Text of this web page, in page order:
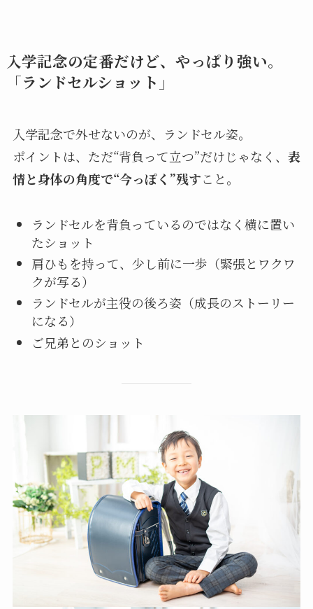
入学記念の定番だけど、やっぱり強い。
「ランドセルショット」
入学記念で外せないのが、ランドセル姿。
ポイントは、ただ“背負って立つ”だけじゃなく、 表
情と身体の角度で“今っぽく”残すこと。
ランドセルを背負っているのではなく横に置い
たショット
肩ひもを持って、少し前に一歩（緊張とワクワ
クが写る）
ランドセルが主役の後ろ姿（成長のストーリー
になる）
ご兄弟とのショット